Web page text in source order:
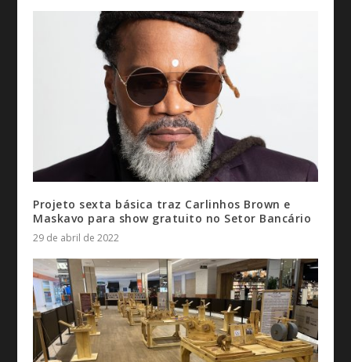
Projeto sexta básica traz Carlinhos Brown e
Maskavo para show gratuito no Setor Bancário
29 de abril de 2022